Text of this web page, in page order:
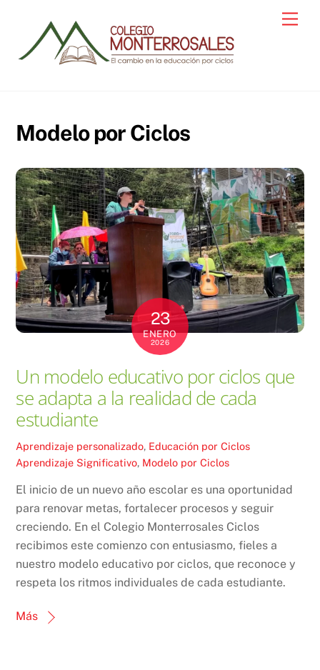
content
Modelo por Ciclos
23
ENERO
2026
Un modelo educativo por ciclos que
se adapta a la realidad de cada
estudiante
Aprendizaje personalizado, Educación por Ciclos
Aprendizaje Significativo, Modelo por Ciclos
El inicio de un nuevo año escolar es una oportunidad
para renovar metas, fortalecer procesos y seguir
creciendo. En el Colegio Monterrosales Ciclos
recibimos este comienzo con entusiasmo, fieles a
nuestro modelo educativo por ciclos, que reconoce y
respeta los ritmos individuales de cada estudiante.
Más